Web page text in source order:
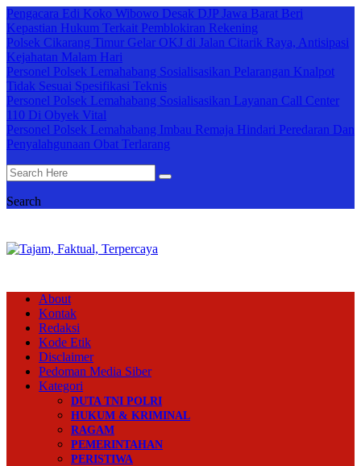
Pengacara Edi Koko Wibowo Desak DJP Jawa Barat Beri
Kepastian Hukum Terkait Pemblokiran Rekening
Polsek Cikarang Timur Gelar OKJ di Jalan Citarik Raya, Antisipasi
Kejahatan Malam Hari
Personel Polsek Lemahabang Sosialisasikan Pelarangan Knalpot
Tidak Sesuai Spesifikasi Teknis
Personel Polsek Lemahabang Sosialisasikan Layanan Call Center
110 Di Obyek Vital
Personel Polsek Lemahabang Imbau Remaja Hindari Peredaran Dan
Penyalahgunaan Obat Terlarang
Search
About
Kontak
Redaksi
Kode Etik
Disclaimer
Pedoman Media Siber
Kategori
DUTA TNI POLRI
HUKUM & KRIMINAL
RAGAM
PEMERINTAHAN
PERISTIWA